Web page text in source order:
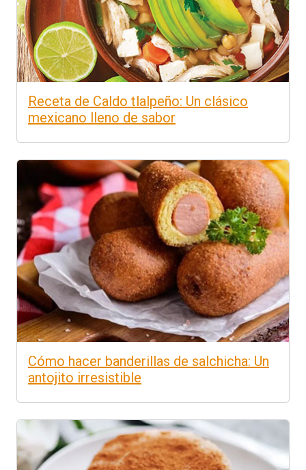
Receta de Caldo tlalpeño: Un clásico
mexicano lleno de sabor
Cómo hacer banderillas de salchicha: Un
antojito irresistible